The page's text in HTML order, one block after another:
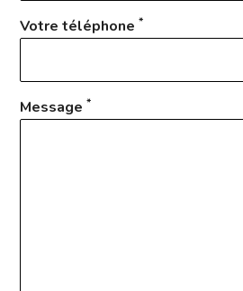
Votre téléphone*
Message*